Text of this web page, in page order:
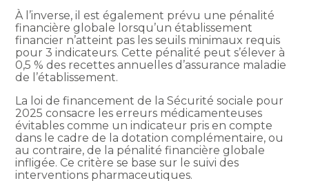
À l’inverse, il est également prévu une pénalité
financière globale lorsqu’un établissement
financier n’atteint pas les seuils minimaux requis
pour 3 indicateurs. Cette pénalité peut s’élever à
0,5 % des recettes annuelles d’assurance maladie
de l’établissement.
La loi de financement de la Sécurité sociale pour
2025 consacre les erreurs médicamenteuses
évitables comme un indicateur pris en compte
dans le cadre de la dotation complémentaire, ou
au contraire, de la pénalité financière globale
infligée. Ce critère se base sur le suivi des
interventions pharmaceutiques.